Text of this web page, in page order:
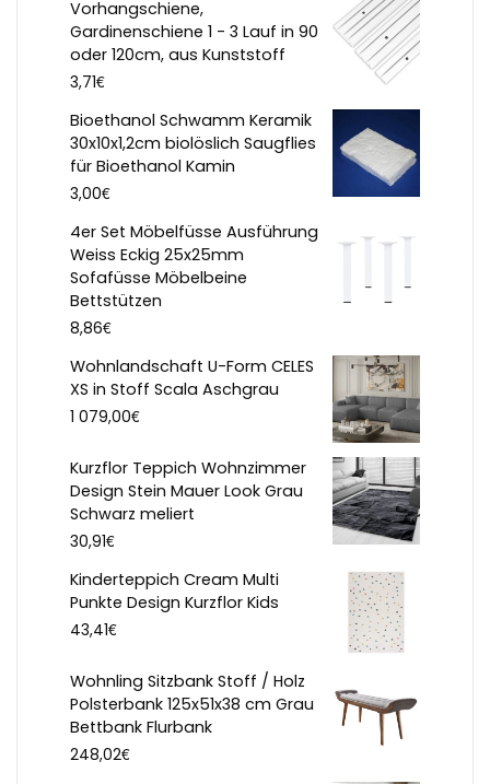
Vorhangschiene,
Gardinenschiene 1 - 3 Lauf in 90
oder 120cm, aus Kunststoff
3,71€
Bioethanol Schwamm Keramik
30x10x1,2cm biolöslich Saugflies
für Bioethanol Kamin
3,00€
4er Set Möbelfüsse Ausführung
Weiss Eckig 25x25mm
Sofafüsse Möbelbeine
Bettstützen
8,86€
Wohnlandschaft U-Form CELES
XS in Stoff Scala Aschgrau
1 079,00€
Kurzflor Teppich Wohnzimmer
Design Stein Mauer Look Grau
Schwarz meliert
30,91€
Kinderteppich Cream Multi
Punkte Design Kurzflor Kids
43,41€
Wohnling Sitzbank Stoff / Holz
Polsterbank 125x51x38 cm Grau
Bettbank Flurbank
248,02€